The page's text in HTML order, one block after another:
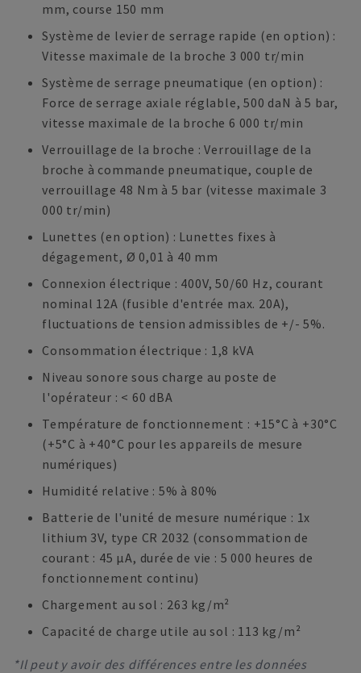
mm, course 150 mm
Système de levier de serrage rapide (en option) :
Vitesse maximale de la broche 3 000 tr/min
Système de serrage pneumatique (en option) :
Force de serrage axiale réglable, 500 daN à 5 bar,
vitesse maximale de la broche 6 000 tr/min
Verrouillage de la broche : Verrouillage de la
broche à commande pneumatique, couple de
verrouillage 48 Nm à 5 bar (vitesse maximale 3
000 tr/min)
Lunettes (en option) : Lunettes fixes à
dégagement, Ø 0,01 à 40 mm
Connexion électrique : 400V, 50/60 Hz, courant
nominal 12A (fusible d'entrée max. 20A),
fluctuations de tension admissibles de +/- 5%.
Consommation électrique : 1,8 kVA
Niveau sonore sous charge au poste de
l'opérateur : < 60 dBA
Température de fonctionnement : +15°C à +30°C
(+5°C à +40°C pour les appareils de mesure
numériques)
Humidité relative : 5% à 80%
Batterie de l'unité de mesure numérique : 1x
lithium 3V, type CR 2032 (consommation de
courant : 45 µA, durée de vie : 5 000 heures de
fonctionnement continu)
Chargement au sol : 263 kg/m²
Capacité de charge utile au sol : 113 kg/m²
*Il peut y avoir des différences entre les données